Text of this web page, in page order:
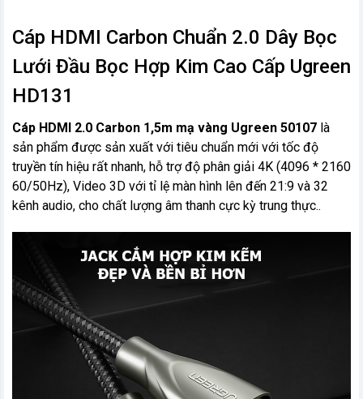
Cáp HDMI Carbon Chuẩn 2.0 Dây Bọc
Lưới Đầu Bọc Hợp Kim Cao Cấp Ugreen
HD131
Cáp HDMI 2.0 Carbon 1,5m mạ vàng Ugreen 50107 là
sản phẩm được sản xuất với tiêu chuẩn mới với tốc độ
truyền tín hiệu rất nhanh, hỗ trợ độ phân giải 4K (4096 * 2160
60/50Hz), Video 3D với tỉ lệ màn hình lên đến 21:9 và 32
kênh audio, cho chất lượng âm thanh cực kỳ trung thực..